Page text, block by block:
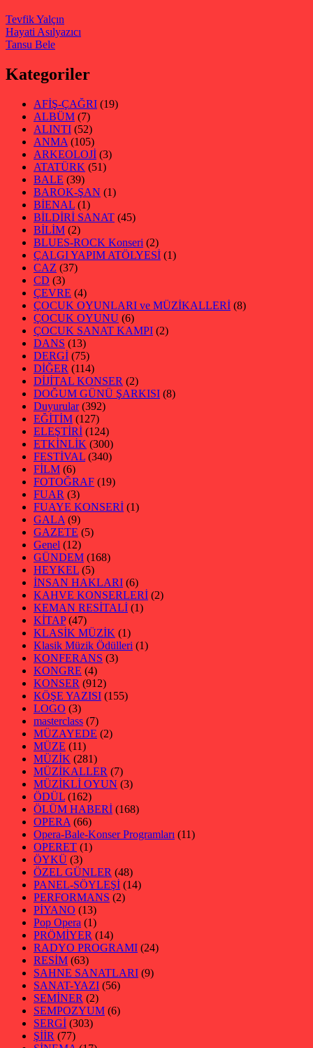
Tevfik Yalçın
Hayati Asılyazıcı
Tansu Bele
Kategoriler
AFİŞ-ÇAĞRI (19)
ALBÜM (7)
ALINTI (52)
ANMA (105)
ARKEOLOJİ (3)
ATATÜRK (51)
BALE (39)
BAROK-ŞAN (1)
BİENAL (1)
BİLDİRİ SANAT (45)
BİLİM (2)
BLUES-ROCK Konseri (2)
ÇALGI YAPIM ATÖLYESİ (1)
CAZ (37)
CD (3)
ÇEVRE (4)
ÇOCUK OYUNLARI ve MÜZİKALLERİ (8)
ÇOCUK OYUNU (6)
ÇOCUK SANAT KAMPI (2)
DANS (13)
DERGİ (75)
DİĞER (114)
DİJİTAL KONSER (2)
DOĞUM GÜNÜ ŞARKISI (8)
Duyurular(392)
EĞİTİM (127)
ELEŞTİRİ (124)
ETKİNLİK (300)
FESTİVAL (340)
FİLM (6)
FOTOĞRAF (19)
FUAR (3)
FUAYE KONSERİ (1)
GALA (9)
GAZETE (5)
Genel (12)
GÜNDEM (168)
HEYKEL (5)
İNSAN HAKLARI (6)
KAHVE KONSERLERİ (2)
KEMAN RESİTALİ (1)
KİTAP(47)
KLASİK MÜZİK (1)
Klasik Müzik Ödülleri (1)
KONFERANS (3)
KONGRE (4)
KONSER (912)
KÖŞE YAZISI (155)
LOGO (3)
masterclass (7)
MÜZAYEDE (2)
MÜZE (11)
MÜZİK (281)
MÜZİKALLER (7)
MÜZİKLİ OYUN (3)
ÖDÜL (162)
ÖLÜM HABERİ (168)
OPERA (66)
Opera-Bale-Konser Programları (11)
OPERET (1)
ÖYKÜ (3)
ÖZEL GÜNLER (48)
PANEL-SÖYLEŞİ (14)
PERFORMANS (2)
PİYANO (13)
Pop Opera (1)
PRÖMİYER (14)
RADYO PROGRAMI (24)
RESİM (63)
SAHNE SANATLARI (9)
SANAT-YAZI (56)
SEMİNER (2)
SEMPOZYUM (6)
SERGİ (303)
ŞİİR (77)